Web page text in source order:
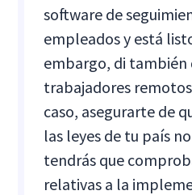
software de
empleados y está
embargo, di también
trabajadores
caso, asegurarte de
las leyes de tu país
tendrás que
relativas a la